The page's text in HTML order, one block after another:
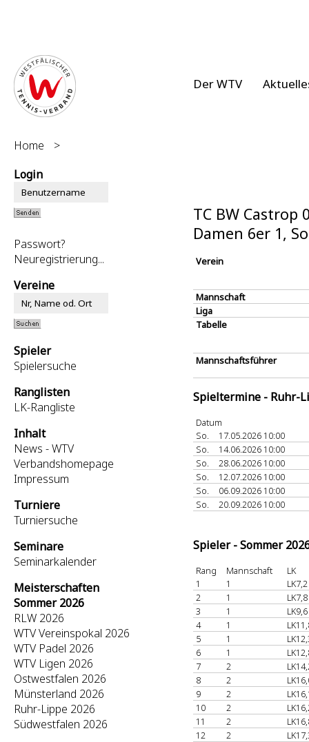
Der WTV
Home
>
Login
Passwort?
Neuregistrierung...
Vereine
Spieler
Spielersuche
Ranglisten
LK-Rangliste
Inhalt
News - WTV
Verbandshomepage
Impressum
Turniere
Turniersuche
Seminare
Seminarkalender
Meisterschaften
Sommer 2026
RLW 2026
WTV Vereinspokal 2026
WTV Padel 2026
WTV Ligen 2026
Ostwestfalen 2026
Münsterland 2026
Ruhr-Lippe 2026
Südwestfalen 2026
TC BW Castrop
Damen 6er 1,
Verein
Mannschaft
Liga
Tabelle
Mannschaftsführer
Spieltermine - Ruhr-
Datum
So.
17.05.2026 10:00
So.
14.06.2026 10:00
So.
28.06.2026 10:00
So.
12.07.2026 10:00
So.
06.09.2026 10:00
So.
20.09.2026 10:00
Spieler - Sommer
Rang Mannschaft
LK
1
1
LK7,2
2
1
LK7,8
3
1
LK9,6
4
1
5
1
6
1
7
2
8
2
9
2
10
2
11
2
12
2